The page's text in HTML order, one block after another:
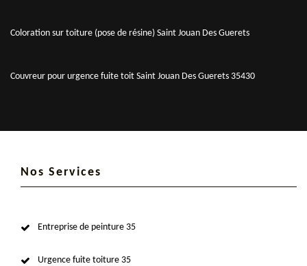
Coloration sur toiture (pose de résine) Saint Jouan Des Guerets
Couvreur pour urgence fuite toit Saint Jouan Des Guerets 35430
Nos Services
Entreprise de peinture 35
Urgence fuite toiture 35